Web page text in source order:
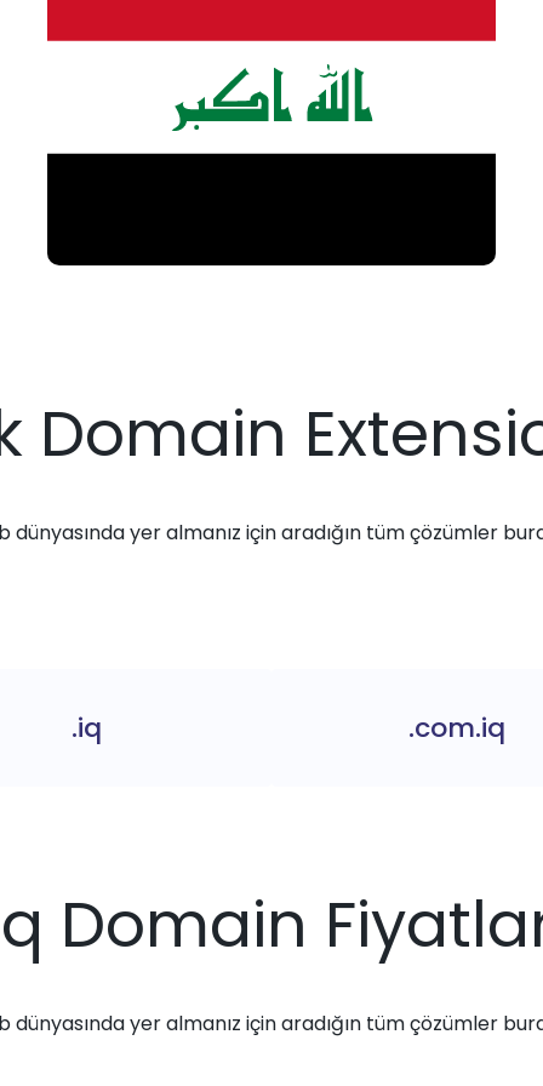
Domain
dünyasında yer almanız için aradığın tüm çözümler
.iq .com.iq
Domain
dünyasında yer almanız için aradığın tüm çözümler